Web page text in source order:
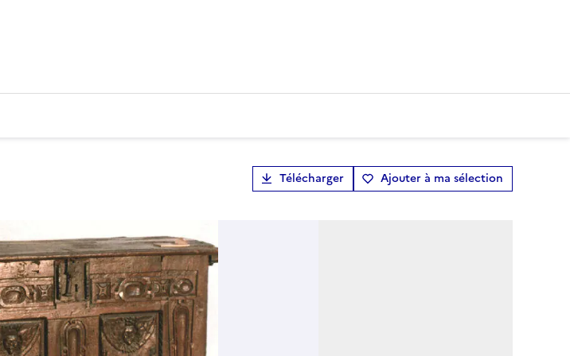
Télécharger Ajouter à ma sélection